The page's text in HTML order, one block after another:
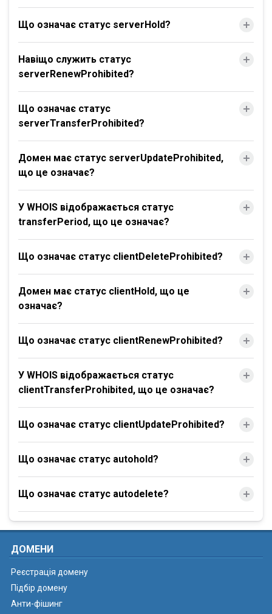
Що означає статус serverHold?
Навіщо служить статус
serverRenewProhibited?
Що означає статус
serverTransferProhibited?
Домен має статус serverUpdateProhibited,
що це означає?
У WHOIS відображається статус
transferPeriod, що це означає?
Що означає статус clientDeleteProhibited?
Домен має статус clientHold, що це
означає?
Що означає статус clientRenewProhibited?
У WHOIS відображається статус
clientTransferProhibited, що це означає?
Що означає статус clientUpdateProhibited?
Що означає статус autohold?
Що означає статус autodelete?
ДОМЕНИ
Реєстрація домену
Підбір домену
Анти-фішинг